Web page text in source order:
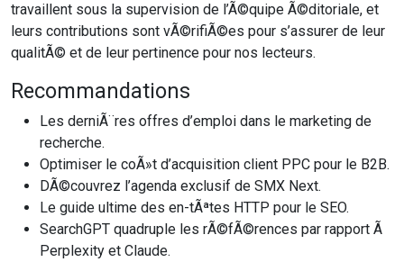
travaillent sous la supervision de l’Ã©quipe Ã©ditoriale, et
leurs contributions sont vÃ©rifiÃ©es pour s’assurer de leur
qualitÃ© et de leur pertinence pour nos lecteurs.
Recommandations
Les derniÃ¨res offres d’emploi dans le marketing de
recherche.
Optimiser le coÃ»t d’acquisition client PPC pour le B2B.
DÃ©couvrez l’agenda exclusif de SMX Next.
Le guide ultime des en-tÃªtes HTTP pour le SEO.
SearchGPT quadruple les rÃ©fÃ©rences par rapport Ã
Perplexity et Claude.